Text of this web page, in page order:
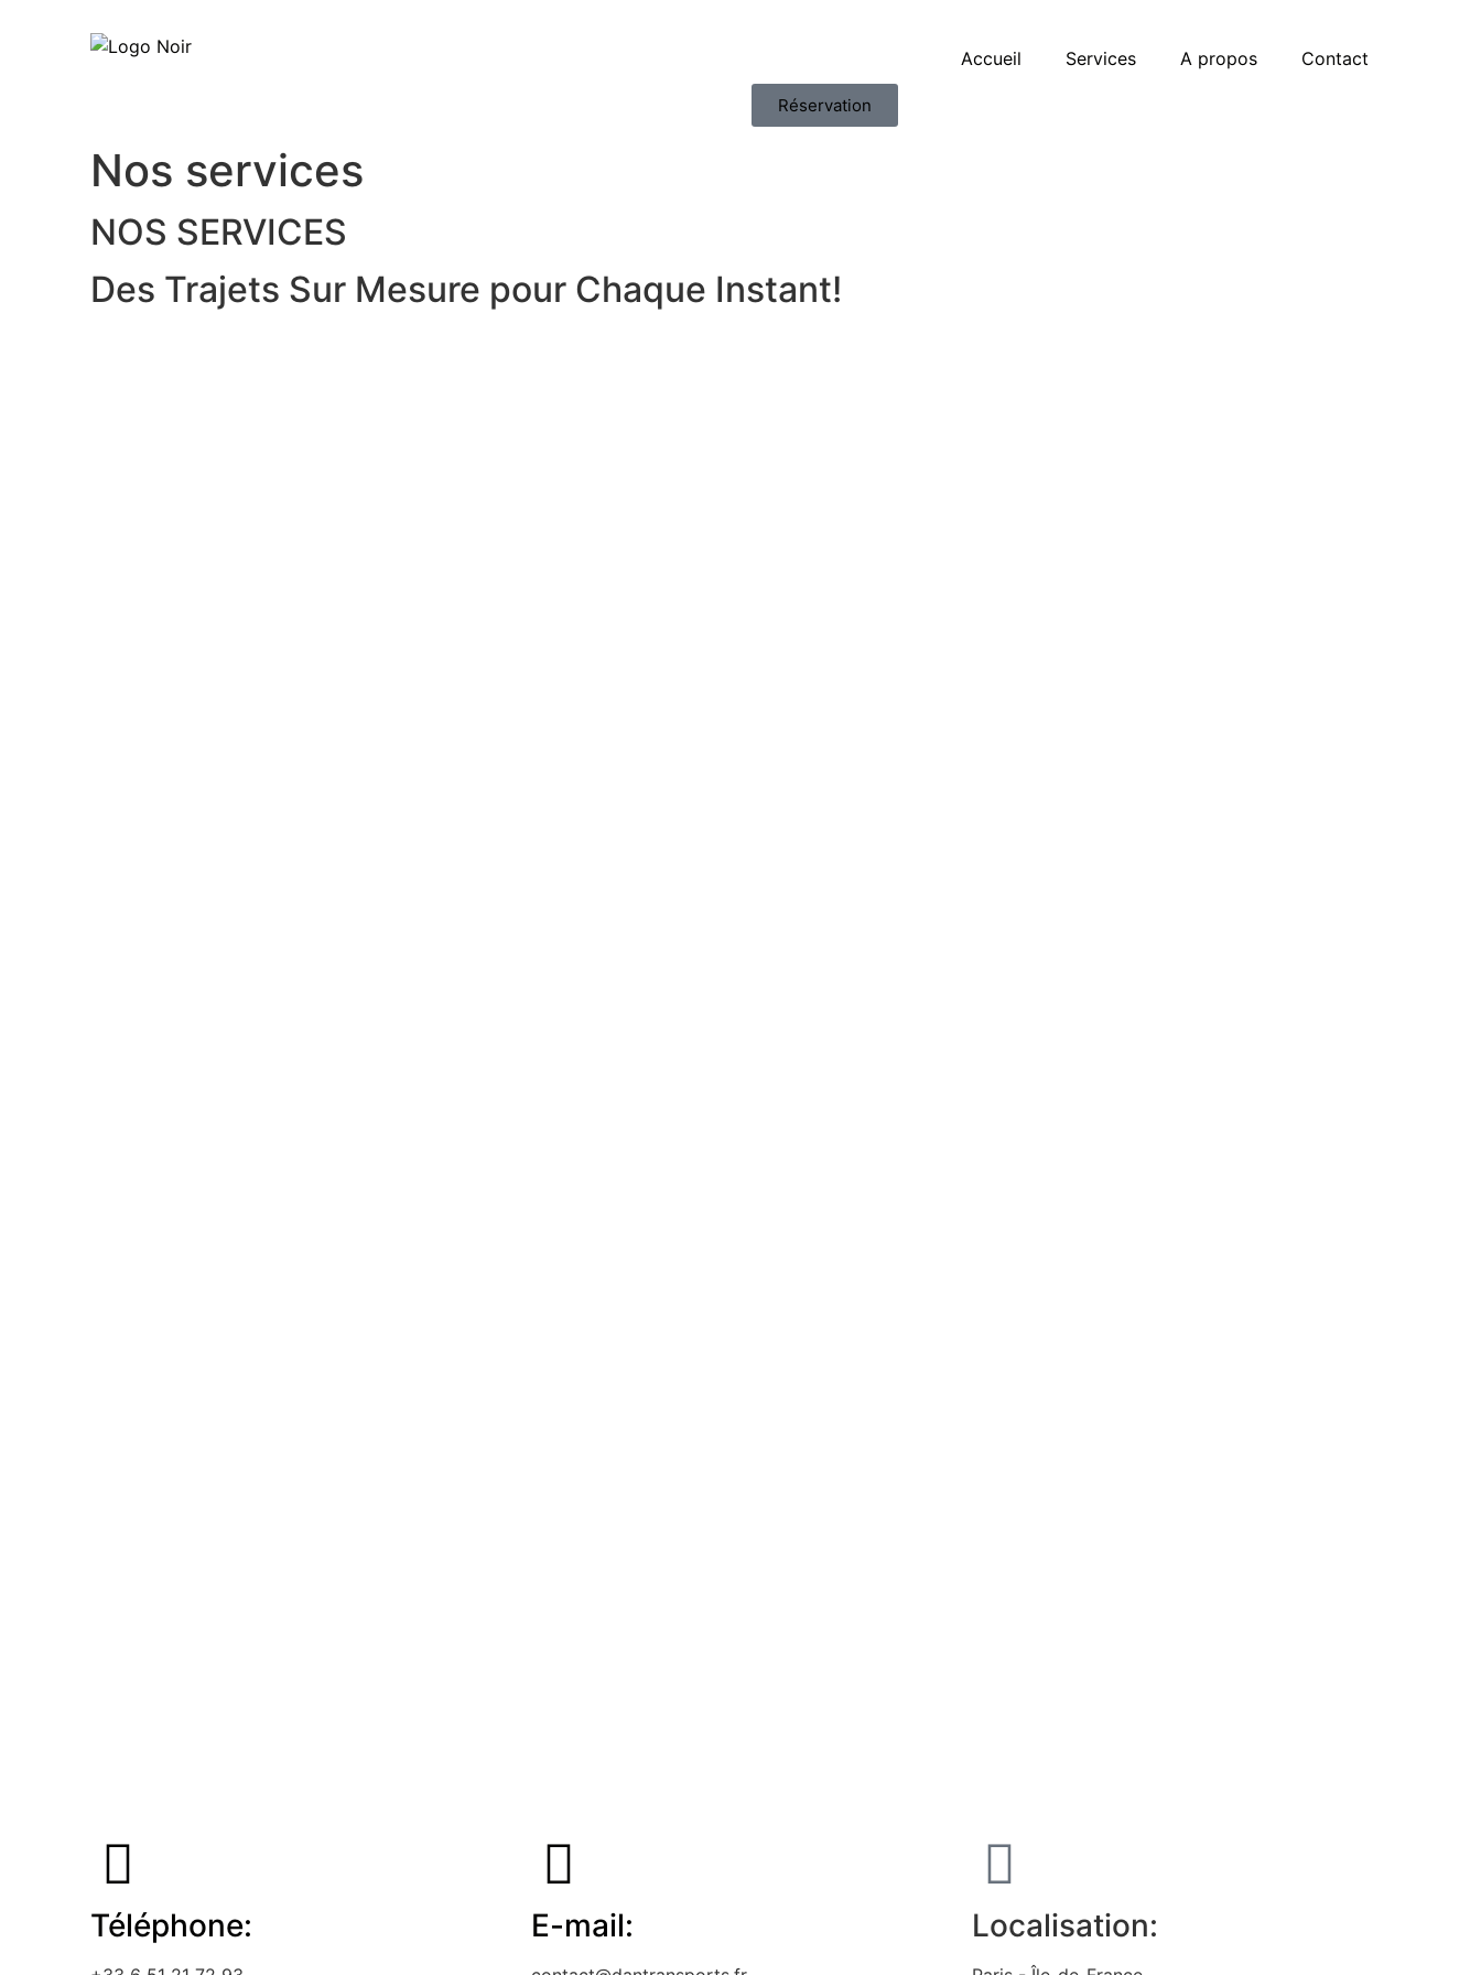
Accueil Services A propos Contact
Réservation
Nos services
NOS SERVICES
Des Trajets Sur Mesure pour Chaque Instant!
Téléphone: E-mail: Localisation: